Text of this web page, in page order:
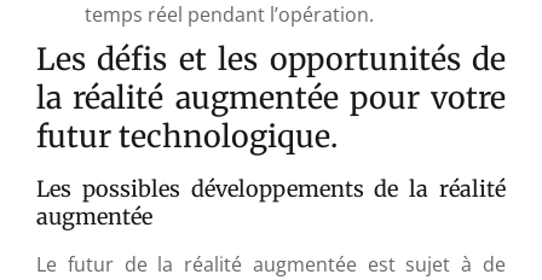
temps réel pendant l’opération.
Les défis et les opportunités de
la réalité augmentée pour votre
futur technologique.
Les possibles développements de la réalité
augmentée
Le futur de la réalité augmentée est sujet à de